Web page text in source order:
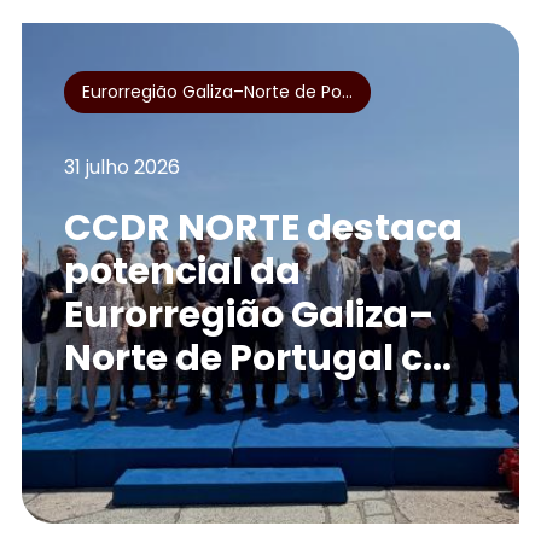
Eurorregião Galiza–Norte de Po...
31 julho 2026
CCDR NORTE destaca
potencial da
Eurorregião Galiza–
Norte de Portugal c...